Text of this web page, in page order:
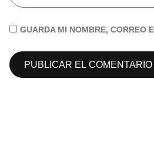
GUARDA MI NOMBRE, CORREO